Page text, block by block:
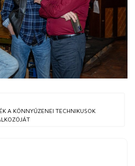
A KÖNNYŰZENEI TECHNIKUSOK